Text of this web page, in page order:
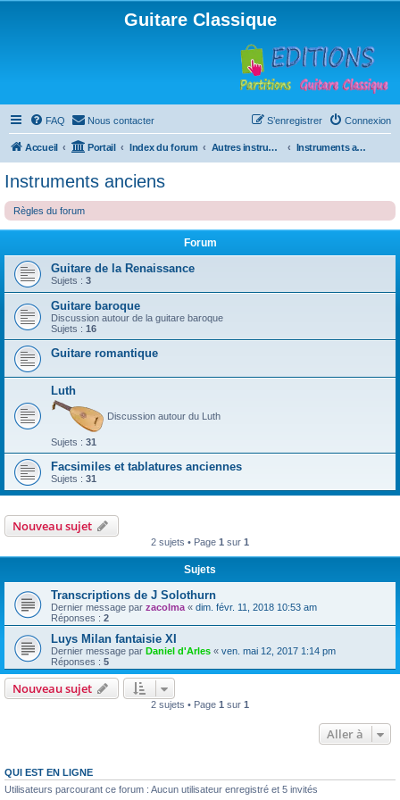
Guitare Classique
FAQ Nous contacter Connexion
S’enregistrer
Accueil Portail Index du forum Autres instruments à cordes pincées, ou styles Instruments anciens
Instruments anciens
Règles du forum
Forum
Guitare de la Renaissance
Sujets : 3
Guitare baroque
Discussion autour de la guitare baroque
Sujets : 16
Guitare romantique
Luth
Discussion autour du Luth
Sujets : 31
Facsimiles et tablatures anciennes
Sujets : 31
Nouveau sujet
2 sujets • Page 1 sur 1
Sujets
Transcriptions de J Solothurn
Dernier message par zacolma « dim. févr. 11, 2018 10:53 am
Réponses : 2
Luys Milan fantaisie XI
Dernier message par Daniel d'Arles « ven. mai 12, 2017 1:14 pm
Réponses : 5
Nouveau sujet
2 sujets • Page 1 sur 1
Aller à
QUI EST EN LIGNE
Utilisateurs parcourant ce forum : Aucun utilisateur enregistré et 5 invités